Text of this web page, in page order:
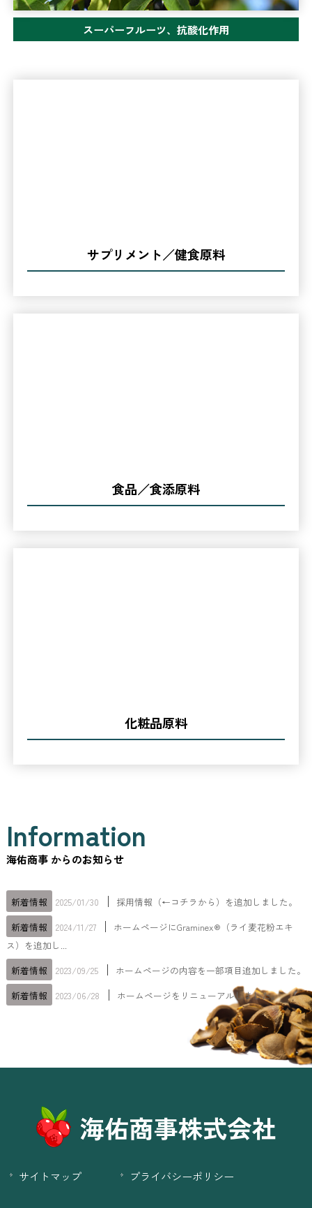
スーパーフルーツ、抗酸化作用
サプリメント／健食原料
食品／食添原料
化粧品原料
Information
海佑商事 からのお知らせ
新着情報 2025/01/30 │
採用情報（←コチラから）を追加しました。
新着情報
2024/11/27 │
ホームページにGraminex®（ライ麦花粉エキ
ス）を追加し...
新着情報
2023/09/25 │
ホームページの内容を一部項目追加しました。
新着情報
2023/06/28 │ ホームページをリニューアルしました。
サイトマップ プライバシーポリシー